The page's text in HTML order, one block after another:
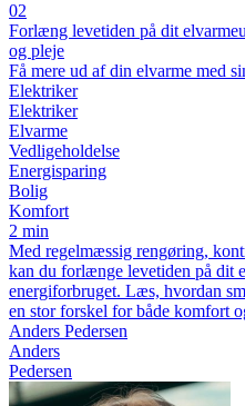
02
Forlæng levetiden på dit
og pleje
Få mere ud af din elvarme med
Elektriker
Elektriker
Elvarme
Vedligeholdelse
Energisparing
Bolig
Komfort
2 min
Med regelmæssig rengøring,
kan du forlænge levetiden på dit
energiforbruget. Læs, hvordan
en stor forskel for både komfort
Anders Pedersen
Anders
Pedersen